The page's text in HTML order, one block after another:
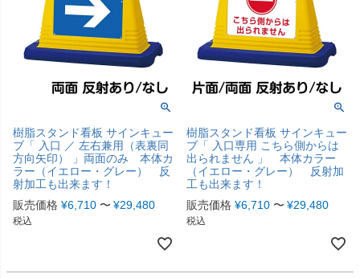
樹脂スタンド看板 サインキュー
ブ「 入口 ／ 左右兼用（表裏同
方向矢印） 」両面のみ 本体カ
ラー（イエロー・グレー） 反
射加工も出来ます！
販売価格 ¥6,710 〜 ¥29,480
税込
樹脂スタンド看板 サインキュー
ブ「 入口専用 こちら側からは
出られません 」 本体カラー
（イエロー・グレー） 反射加
工も出来ます！
販売価格 ¥6,710 〜 ¥29,480
税込